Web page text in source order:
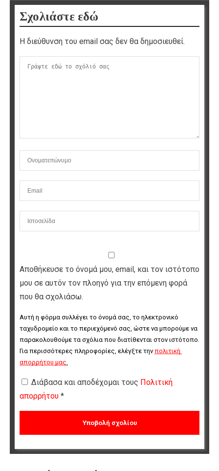
Σχολιάστε εδώ
Η διεύθυνση του email σας δεν θα δημοσιευθεί.
Αποθήκευσε το όνομά μου, email, και τον ιστότοπο
μου σε αυτόν τον πλοηγό για την επόμενη φορά
που θα σχολιάσω.
Αυτή η φόρμα συλλέγει το όνομά σας, το ηλεκτρονικό
ταχυδρομείο και το περιεχόμενό σας, ώστε να μπορούμε να
παρακολουθούμε τα σχόλια που διατίθενται στον ιστότοπο.
Για περισσότερες πληροφορίες, ελέγξτε την πολιτική
απορρήτου μας
Διάβασα και αποδέχομαι τους Πολιτική
απορρήτου *